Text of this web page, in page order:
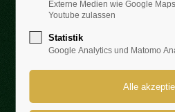
Externe Medien wie Google
Youtube zulassen
Statistik
Google Analytics und Matomo